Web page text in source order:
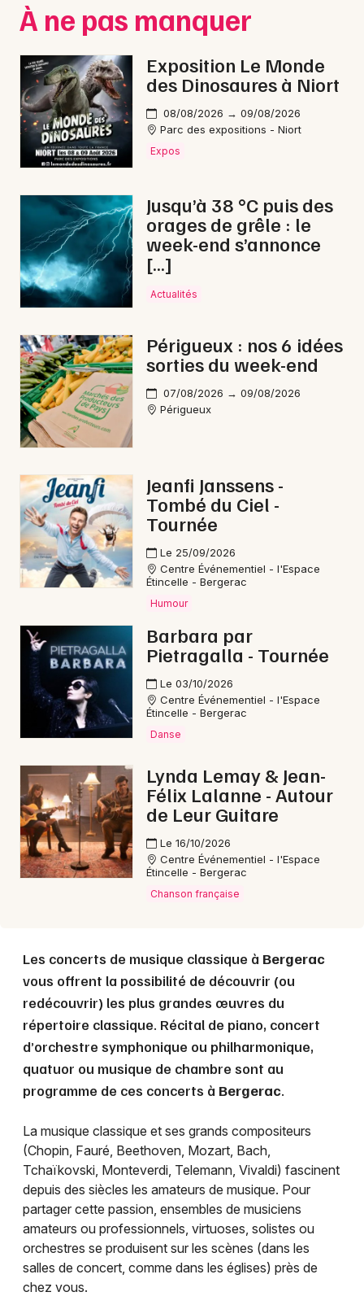
Magazine à Bergerac
24 - Dordogne
Choisir mes départements
Mon email
À ne pas manquer
Exposition Le Monde
des Dinosaures à Niort
08/08/2026 → 09/08/2026
Parc des expositions - Niort
Expos
Jusqu’à 38 °C puis des
orages de grêle : le
week-end s’annonce
[…]
Actualités
Périgueux : nos 6 idées
sorties du week-end
07/08/2026 → 09/08/2026
Périgueux
Jeanfi Janssens -
Tombé du Ciel -
Tournée
Le 25/09/2026
Centre Événementiel - l'Espace
Étincelle - Bergerac
Humour
Barbara par
Pietragalla - Tournée
Le 03/10/2026
Centre Événementiel - l'Espace
Étincelle - Bergerac
Danse
Lynda Lemay & Jean-
Félix Lalanne - Autour
de Leur Guitare
Le 16/10/2026
Centre Événementiel - l'Espace
Étincelle - Bergerac
Chanson française
Les concerts de musique classique à Bergerac
vous offrent la possibilité de découvrir (ou
redécouvrir) les plus grandes œuvres du
répertoire classique. Récital de piano, concert
d’orchestre symphonique ou philharmonique,
quatuor ou musique de chambre sont au
programme de ces concerts à Bergerac.
La musique classique et ses grands compositeurs
(Chopin, Fauré, Beethoven, Mozart, Bach,
Tchaïkovski, Monteverdi, Telemann, Vivaldi) fascinent
depuis des siècles les amateurs de musique. Pour
partager cette passion, ensembles de musiciens
amateurs ou professionnels, virtuoses, solistes ou
orchestres se produisent sur les scènes (dans les
salles de concert, comme dans les églises) près de
chez vous.